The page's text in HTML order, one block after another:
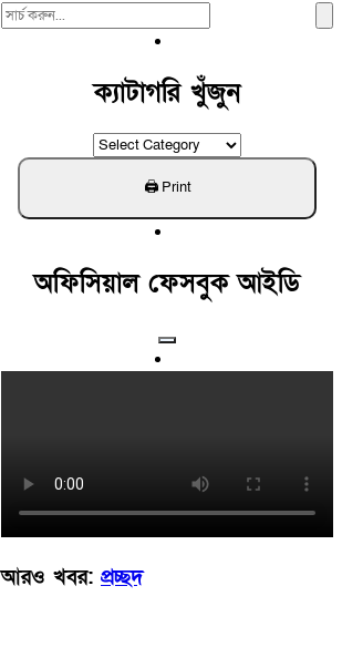
Search
ক্যাটাগরি খুঁজুন
ক্যাটাগরি
খুঁজুন
অফিসিয়াল ফেসবুক আইডি
আরও খবর: প্রচ্ছদ